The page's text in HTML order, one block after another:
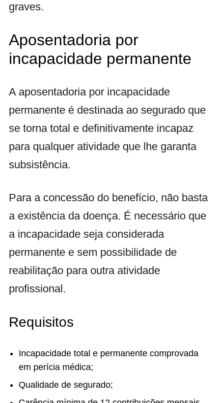
graves.
Aposentadoria por
incapacidade permanente
A aposentadoria por incapacidade
permanente é destinada ao segurado que
se torna total e definitivamente incapaz
para qualquer atividade que lhe garanta
subsistência.
Para a concessão do benefício, não basta
a existência da doença. É necessário que
a incapacidade seja considerada
permanente e sem possibilidade de
reabilitação para outra atividade
profissional.
Requisitos
Incapacidade total e permanente comprovada
em perícia médica;
Qualidade de segurado;